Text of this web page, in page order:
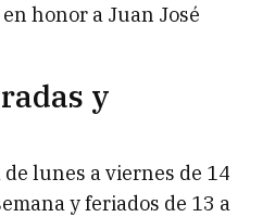
honor a Juan José
y
lunes a viernes de 14
y feriados de 13 a